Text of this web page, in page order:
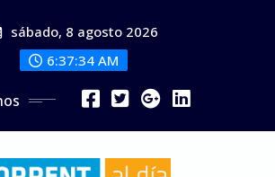
sábado, 8 agosto 2026
6:37:36 AM